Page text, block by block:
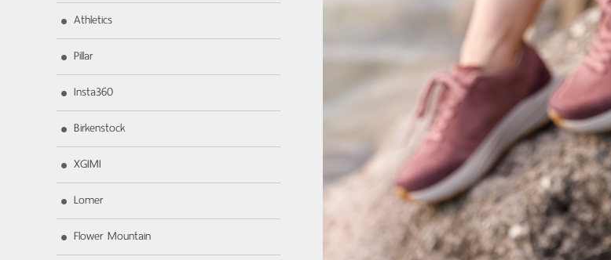
Athletics
Pillar
Insta360
Birkenstock
XGIMI
Lomer
Flower Mountain